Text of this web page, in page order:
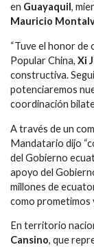
en Guayaquil,
Mauricio
“Tuve el honor de
Popular China, Xi
constructiva.
potenciaremos
coordinación
A través de un
Mandatario dijo
del Gobierno
apoyo del
millones de
como prometimos
En territorio
Cansino, que